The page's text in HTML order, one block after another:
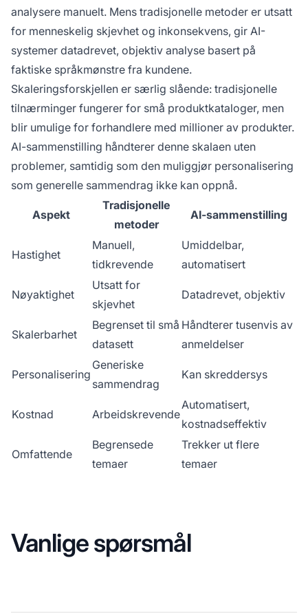
analysere manuelt. Mens tradisjonelle metoder er utsatt
for menneskelig skjevhet og inkonsekvens, gir AI-
systemer datadrevet, objektiv analyse basert på
faktiske språkmønstre fra kundene.
Skaleringsforskjellen er særlig slående: tradisjonelle
tilnærminger fungerer for små produktkataloger, men
blir umulige for forhandlere med millioner av produkter.
AI-sammenstilling håndterer denne skalaen uten
problemer, samtidig som den muliggjør personalisering
som generelle sammendrag ikke kan oppnå.
Aspekt
Tradisjonelle
metoder
AI-sammenstilling
Hastighet
Manuell,
tidkrevende
Umiddelbar,
automatisert
Nøyaktighet
Utsatt for
skjevhet
Datadrevet, objektiv
Skalerbarhet
Begrenset til små
datasett
Håndterer tusenvis av
anmeldelser
Personalisering
Generiske
sammendrag
Kan skreddersys
Kostnad Arbeidskrevende
Automatisert,
kostnadseffektiv
Omfattende
Begrensede
temaer
Trekker ut flere
temaer
Vanlige spørsmål